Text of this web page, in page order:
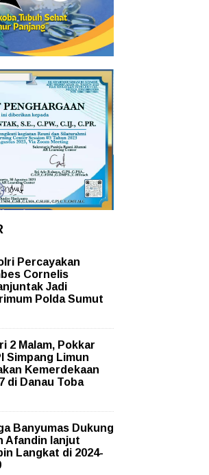
Percayakan
Cornelis
Jadi
Polda Sumut
2 Malam, Pokkar
Simpang Limun
Kemerdekaan
di Danau Toba
Banyumas Dukung
Afandin lanjut
Langkat di 2024-